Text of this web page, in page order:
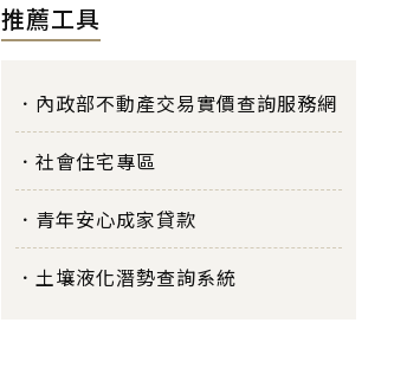
推薦工具
內政部不動產交易實價查詢服務網
社會住宅專區
青年安心成家貸款
土壤液化潛勢查詢系統